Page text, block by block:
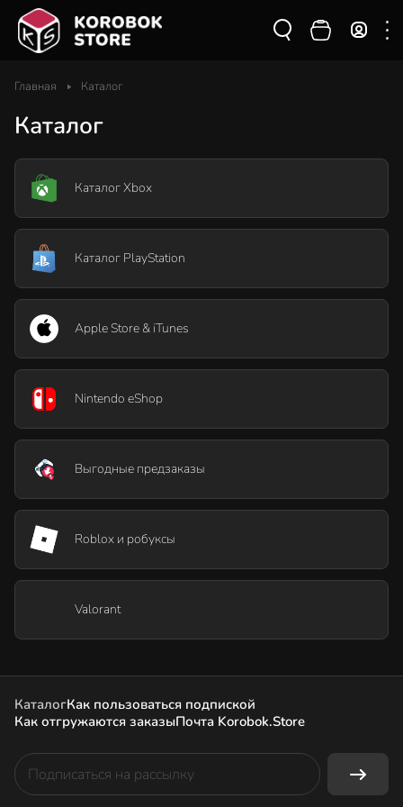
Главная Каталог
Каталог
Каталог Xbox
Каталог PlayStation
Apple Store & iTunes
Nintendo eShop
Выгодные предзаказы
Roblox и робуксы
Valorant
КаталогКак пользоваться подпиской
Как отгружаются заказыПочта Korobok.Store